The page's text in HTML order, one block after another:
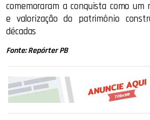
comemoraram a conquista como um
e valorização do patrimônio
décadas
Fonte: Repórter PB